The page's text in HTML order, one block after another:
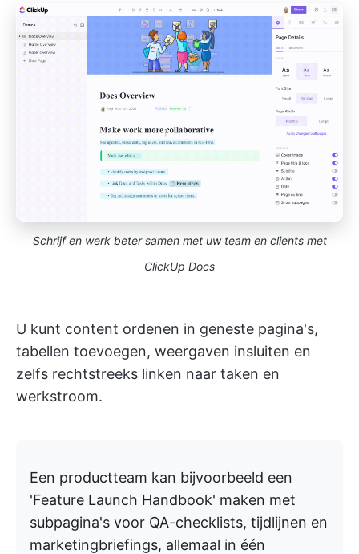
Schrijf en werk beter samen met uw team en clients met
ClickUp Docs
U kunt content ordenen in geneste pagina's,
tabellen toevoegen, weergaven insluiten en
zelfs rechtstreeks linken naar taken en
werkstroom.
Een productteam kan bijvoorbeeld een
'Feature Launch Handbook' maken met
subpagina's voor QA-checklists, tijdlijnen en
marketingbriefings, allemaal in één